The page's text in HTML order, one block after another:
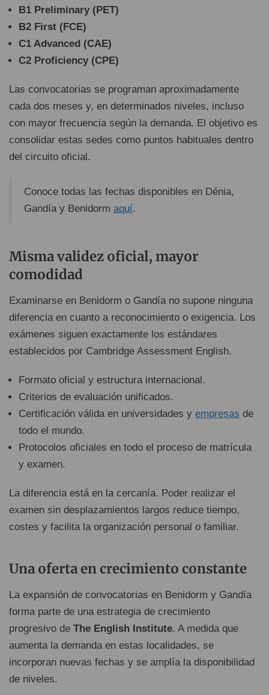
B1 Preliminary (PET)
B2 First (FCE)
C1 Advanced (CAE)
C2 Proficiency (CPE)
Las convocatorias se programan aproximadamente
cada dos meses y, en determinados niveles, incluso
con mayor frecuencia según la demanda. El objetivo es
consolidar estas sedes como puntos habituales dentro
del circuito oficial.
Conoce todas las fechas disponibles en Dénia,
Gandía y Benidorm aquí.
Misma validez oficial, mayor
comodidad
Examinarse en Benidorm o Gandía no supone ninguna
diferencia en cuanto a reconocimiento o exigencia. Los
exámenes siguen exactamente los estándares
establecidos por Cambridge Assessment English.
Formato oficial y estructura internacional.
Criterios de evaluación unificados.
Certificación válida en universidades y empresas de
todo el mundo.
Protocolos oficiales en todo el proceso de matrícula
y examen.
La diferencia está en la cercanía. Poder realizar el
examen sin desplazamientos largos reduce tiempo,
costes y facilita la organización personal o familiar.
Una oferta en crecimiento constante
La expansión de convocatorias en Benidorm y Gandía
forma parte de una estrategia de crecimiento
progresivo de The English Institute. A medida que
aumenta la demanda en estas localidades, se
incorporan nuevas fechas y se amplía la disponibilidad
de niveles.